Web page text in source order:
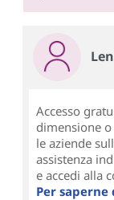
Accesso
dimensione
le aziende
assistenza
e accedi alla
Per saperne